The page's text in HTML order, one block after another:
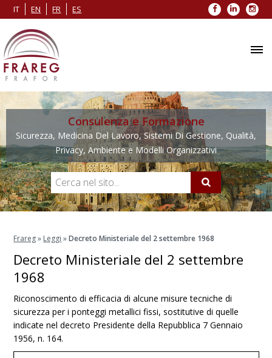
IT EN FR ES Facebook
LinkedIn
Consulenza e Formazione
Sicurezza, Medicina Del Lavoro, Sistemi Di Gestione, Qualità,
Privacy, Ambiente e Modelli Organizzativi
Frareg» Leggi »Decreto Ministeriale del 2 settembre 1968
Decreto Ministeriale del 2 settembre
1968
Riconoscimento di efficacia di alcune misure tecniche di
sicurezza per i ponteggi metallici fissi, sostitutive di quelle
indicate nel decreto Presidente della Repubblica 7 Gennaio
1956, n. 164.